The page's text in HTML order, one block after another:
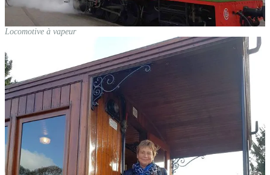
Locomotive à vapeur